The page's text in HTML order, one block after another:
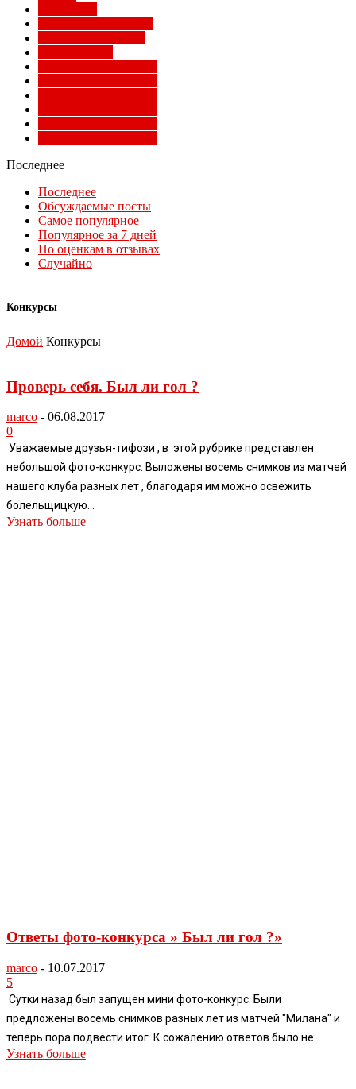
Последнее
Последнее
Обсуждаемые посты
Самое популярное
Популярное за 7 дней
По оценкам в отзывах
Случайно
Конкурсы
Домой Конкурсы
Проверь себя. Был ли гол ?
marco - 06.08.2017
0
Уважаемые друзья-тифози , в этой рубрике представлен
небольшой фото-конкурс. Выложены восемь снимков из матчей
нашего клуба разных лет , благодаря им можно освежить
болельщицкую...
Узнать больше
Ответы фото-конкурса » Был ли гол ?»
marco - 10.07.2017
5
Сутки назад был запущен мини фото-конкурс. Были
предложены восемь снимков разных лет из матчей "Милана" и
теперь пора подвести итог. К сожалению ответов было не...
Узнать больше